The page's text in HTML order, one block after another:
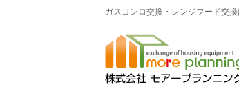
ガスコンロ交換・レンジフード交